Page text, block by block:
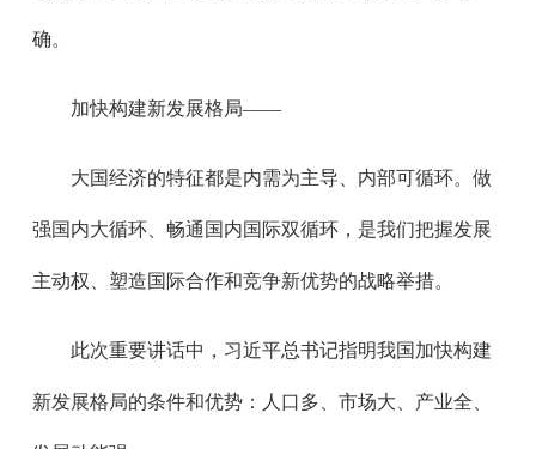
确。
加快构建新发展格局——
大国经济的特征都是内需为主导、内部可循环。做
强国内大循环、畅通国内国际双循环，是我们把握发展
主动权、塑造国际合作和竞争新优势的战略举措。
此次重要讲话中，习近平总书记指明我国加快构建
新发展格局的条件和优势：人口多、市场大、产业全、